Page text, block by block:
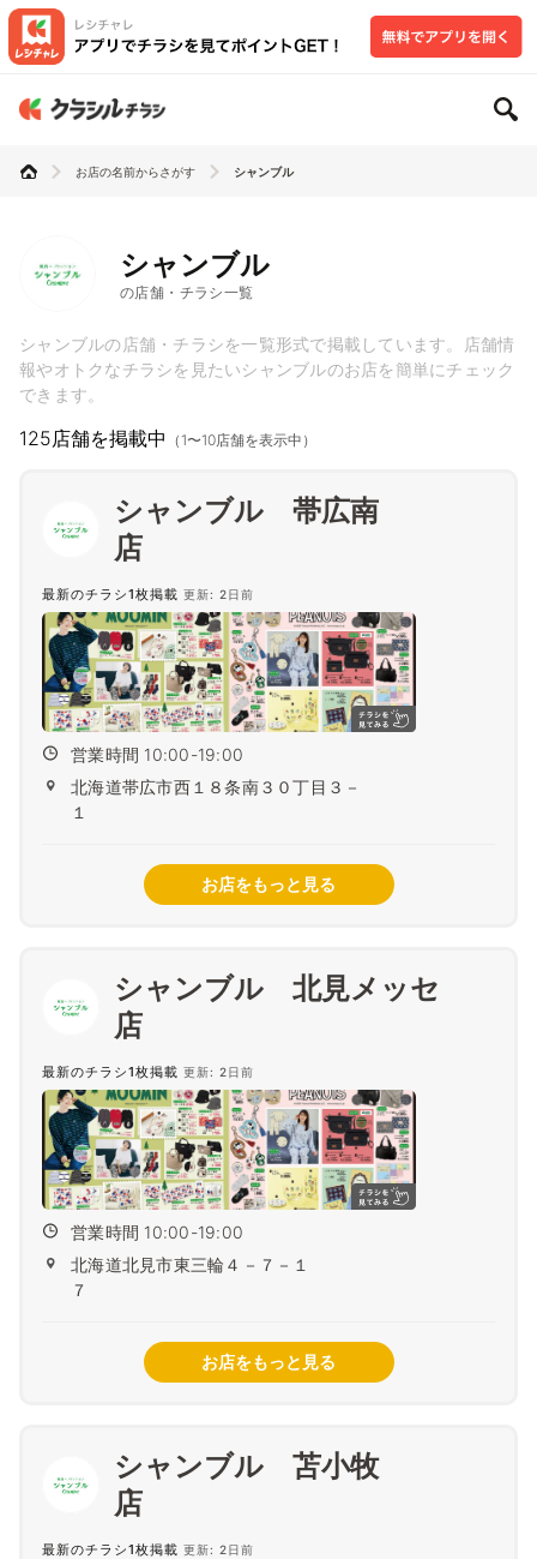
お店の名前からさがす シャンブル
シャンブル
の店舗・チラシ一覧
シャンブルの店舗・チラシを一覧形式で掲載しています。店舗情
報やオトクなチラシを見たいシャンブルのお店を簡単にチェック
できます。
125店舗を掲載中 （1〜10店舗を表示中）
シャンブル 帯広南
最新のチラシ1枚掲載 更新: 2日前
営業時間 10:00-19:00
北海道帯広市西１８条南３０丁目３－
１
お店をもっと見る
シャンブル 北見メッセ
最新のチラシ1枚掲載 更新: 2日前
営業時間 10:00-19:00
北海道北見市東三輪４－７－１
７
お店をもっと見る
シャンブル 苫小牧
最新のチラシ1枚掲載 更新: 2日前